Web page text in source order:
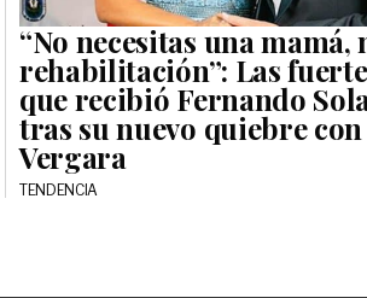
“No necesitas una mamá,
rehabilitación”: Las
que recibió Fernando
tras su nuevo quiebre
Vergara
TENDENCIA